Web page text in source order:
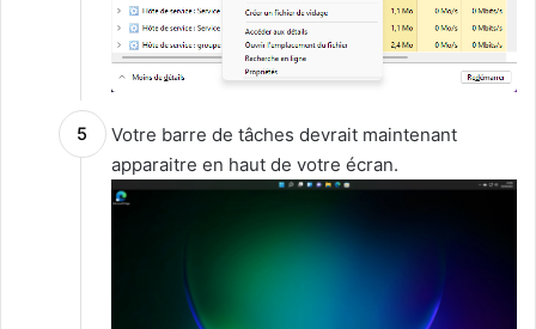
Votre barre de tâches devrait maintenant
apparaitre en haut de votre écran.